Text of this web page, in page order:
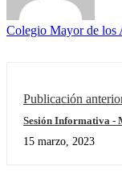
Colegio Mayor de los
Publicación
Sesión Informativa -
& Design
15 marzo, 2023